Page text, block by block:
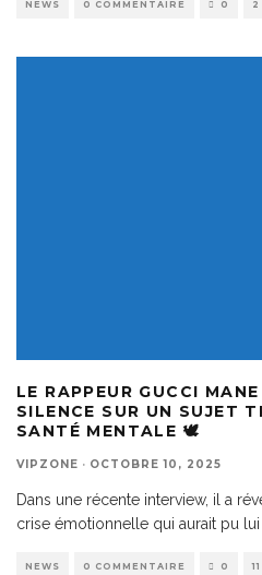
NEWS 0 COMMENTAIRE 0 2
LE RAPPEUR GUCCI
SILENCE SUR UN SUJET
SANTÉ MENTALE 🕊️
VIPZONE · OCTOBRE 10, 2025
Dans une récente interview, il a
crise émotionnelle qui aurait pu
NEWS 0 COMMENTAIRE 0